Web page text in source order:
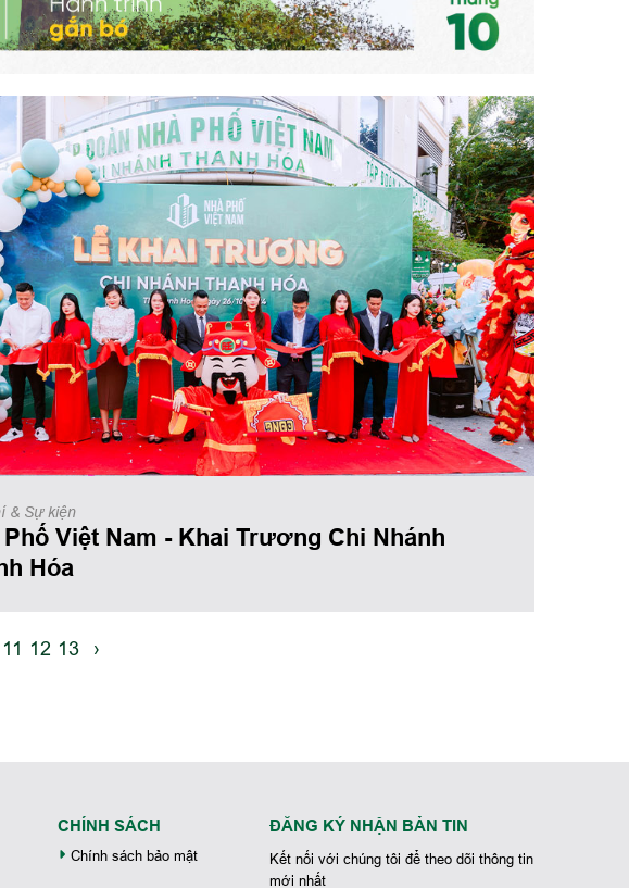
& Sự kiện
Phố Việt Nam - Khai Trương Chi Nhánh
Hóa
11 12 13 ›
CHÍNH SÁCH
Chính sách bảo mật
ĐĂNG KÝ NHẬN BẢN TIN
Kết nối với chúng tôi để theo dõi thông tin
mới nhất